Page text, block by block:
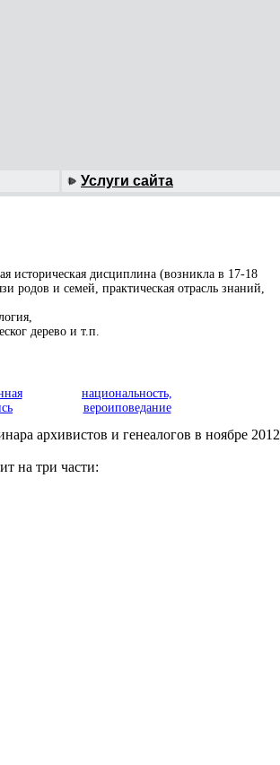
Услуги сайта
историческая дисциплина (возникла в 17-18
родов и семей, практическая отрасль знаний,
дерево и т.п.
национальность,
вероиповедание
архивистов и генеалогов в ноябре 2012
на три части: